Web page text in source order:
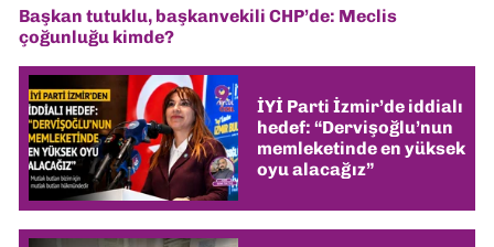
Başkan tutuklu, başkanvekili CHP’de: Meclis
çoğunluğu kimde?
İYİ Parti İzmir’de iddialı
hedef: “Dervişoğlu’nun
memleketinde en yüksek
oyu alacağız”